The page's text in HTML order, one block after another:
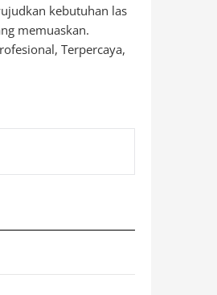
kebutuhan las
memuaskan.
Terpercaya,